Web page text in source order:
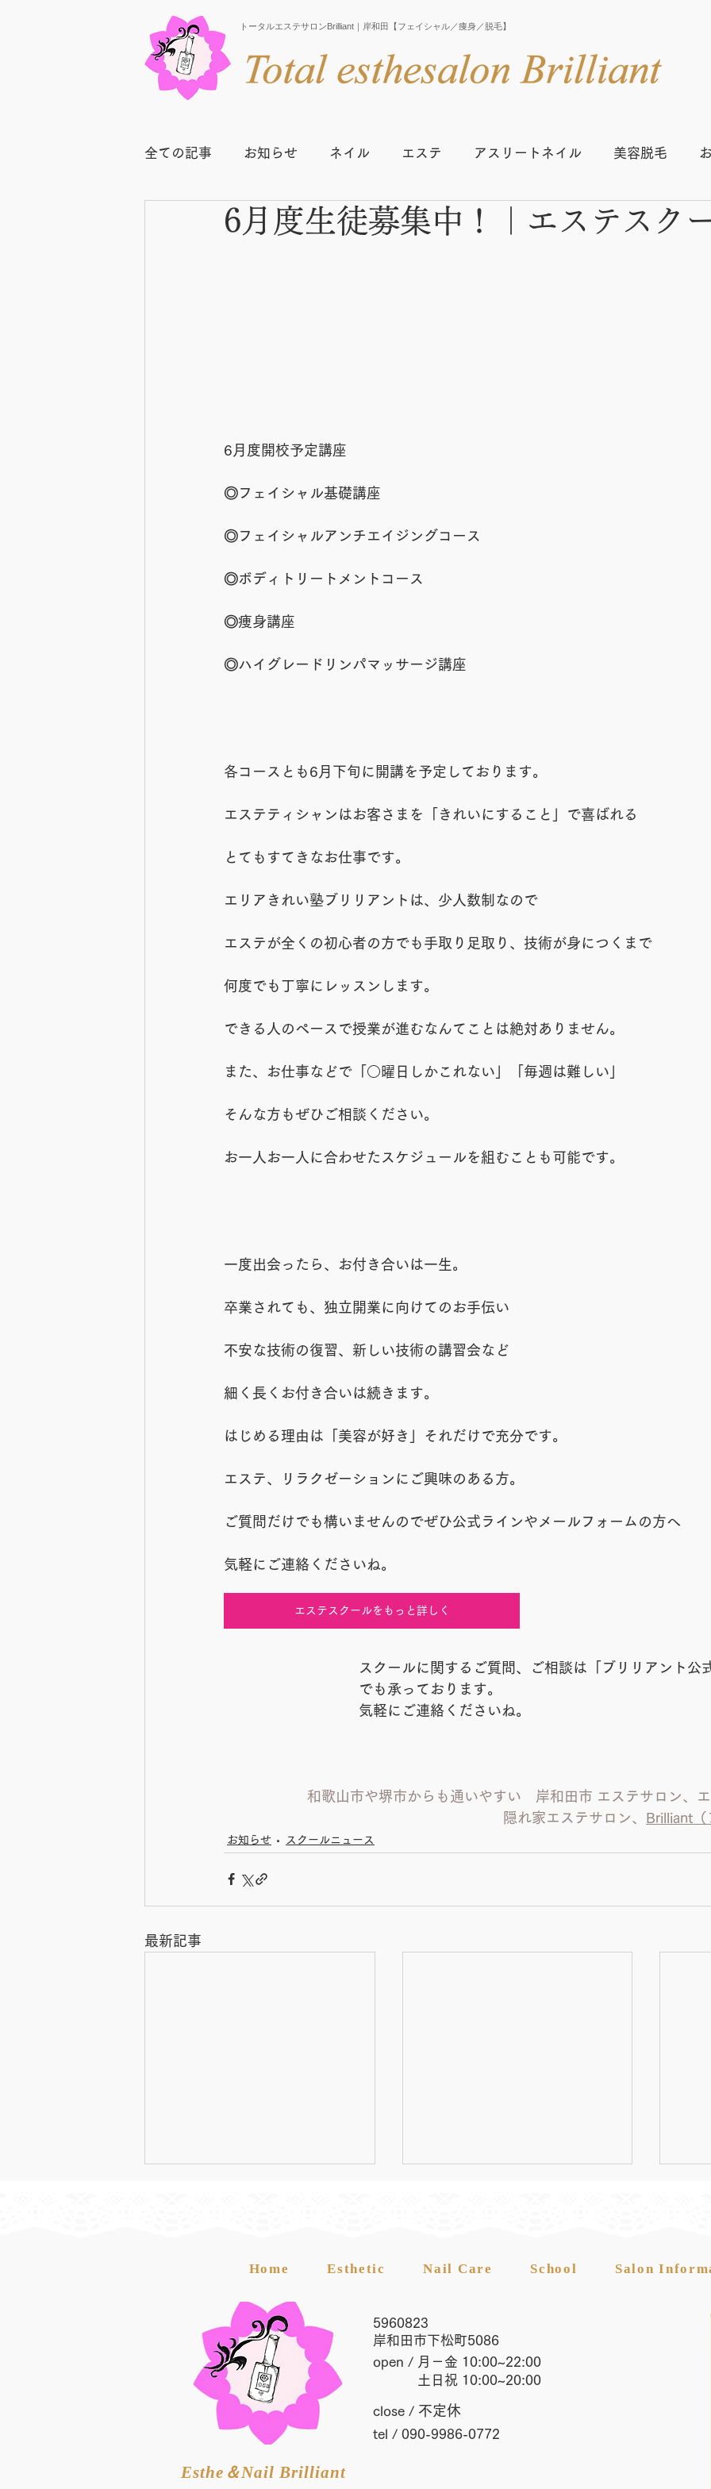
トータルエステサロンBrilliant｜岸和田【フェイシャル／痩身／脱毛】
全ての記事 お知らせ ネイル エステ アスリートネイル 美容脱毛
スクールニュース 卒業生の声 スクール開講スケジュール
6月度生徒募集中！｜エステスク
6月度開校予定講座
◎フェイシャル基礎講座
◎フェイシャルアンチエイジングコース
◎ボディトリートメントコース
◎痩身講座
◎ハイグレードリンパマッサージ講座
各コースとも6月下旬に開講を予定しております。
エステティシャンはお客さまを「きれいにすること」で喜ばれる
とてもすてきなお仕事です。
エリアきれい塾ブリリアントは、少人数制なので
エステが全くの初心者の方でも手取り足取り、技術が身につくまで
何度でも丁寧にレッスンします。
できる人のペースで授業が進むなんてことは絶対ありません。
また、お仕事などで「○曜日しかこれない」「毎週は難しい」
そんな方もぜひご相談ください。
お一人お一人に合わせたスケジュールを組むことも可能です。
一度出会ったら、お付き合いは一生。
卒業されても、独立開業に向けてのお手伝い
不安な技術の復習、新しい技術の講習会など
細く長くお付き合いは続きます。
はじめる理由は「美容が好き」それだけで充分です。
エステ、リラクゼーションにご興味のある方。
ご質問だけでも構いませんのでぜひ公式ラインやメールフォームの方へ
気軽にご連絡くださいね。
エステスクールをもっと詳しく
スクールに関するご質問、ご相談は「ブリリアント公
でも承っております。
気軽にご連絡くださいね。
和歌山市や堺市からも通いやすい　岸和田市 エステサロン、エ
隠れ家エステサロン、 Brilliant（
お知らせ スクールニュース
最新記事
8月度生徒募集中！｜エステ
スクール
7月度生徒募集中！｜エステ
スクール
Home Esthetic Nail Care School Salon
5960823
岸和田市下松町5086
​open / 月－金 10:00~22:00
土日祝 10:00~20:00
close / 不定休
tel / 090-9986-0772
Esthe＆Nail Brilliant